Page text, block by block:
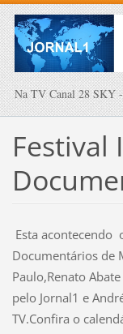
Na TV Canal 28 SKY
Festival
Esta acontecendo
Documentários de
Paulo,Renato
pelo Jornal1 e
TV.Confira o